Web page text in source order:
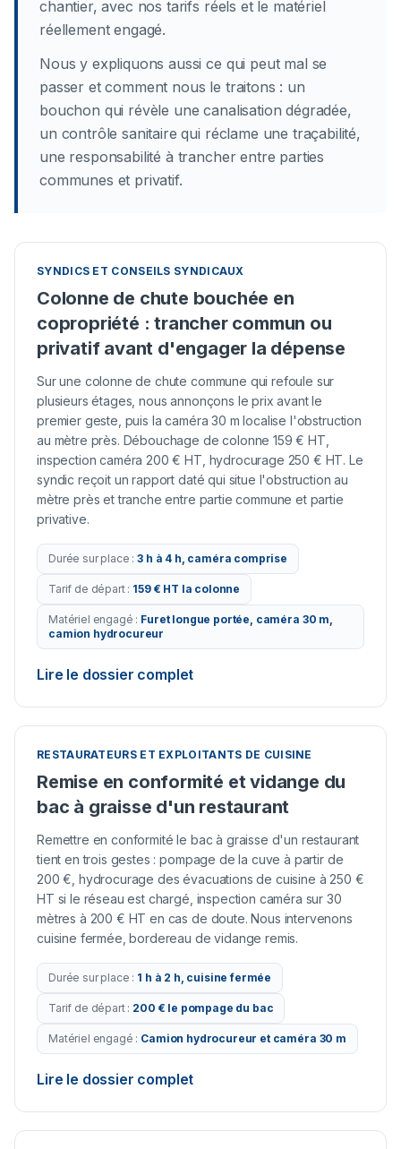
chantier, avec nos tarifs réels et le matériel
réellement engagé.
Nous y expliquons aussi ce qui peut mal se
passer et comment nous le traitons : un
bouchon qui révèle une canalisation dégradée,
un contrôle sanitaire qui réclame une traçabilité,
une responsabilité à trancher entre parties
communes et privatif.
SYNDICS ET CONSEILS SYNDICAUX
Colonne de chute bouchée en
copropriété : trancher commun ou
privatif avant d'engager la dépense
Sur une colonne de chute commune qui refoule sur
plusieurs étages, nous annonçons le prix avant le
premier geste, puis la caméra 30 m localise l'obstruction
au mètre près. Débouchage de colonne 159 € HT,
inspection caméra 200 € HT, hydrocurage 250 € HT. Le
syndic reçoit un rapport daté qui situe l'obstruction au
mètre près et tranche entre partie commune et partie
privative.
Durée sur place :3 h à 4 h, caméra comprise
Tarif de départ: 159 € HT la colonne
Matériel engagé : Furet longue portée, caméra 30 m,
camion hydrocureur
Lire le dossier complet
RESTAURATEURS ET EXPLOITANTS DE CUISINE
Remise en conformité et vidange du
bac à graisse d'un restaurant
Remettre en conformité le bac à graisse d'un restaurant
tient en trois gestes : pompage de la cuve à partir de
200 €, hydrocurage des évacuations de cuisine à 250 €
HT si le réseau est chargé, inspection caméra sur 30
mètres à 200 € HT en cas de doute. Nous intervenons
cuisine fermée, bordereau de vidange remis.
Durée sur place : 1 h à 2 h, cuisine fermée
Tarif de départ: 200 € le pompage du bac
Matériel engagé : Camion hydrocureur et caméra 30 m
Lire le dossier complet